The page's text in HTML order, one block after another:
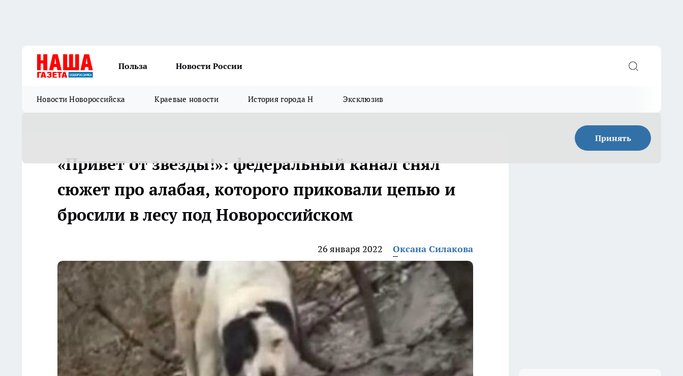
Польза Новости России
Новости Новороссийска Краевые новости История города Н Эксклюзив
Принять
«Привет от звезды!»: федеральный канал снял
сюжет про алабая, которого приковали цепью и
бросили в лесу под Новороссийском
26 января 2022 Оксана Силакова